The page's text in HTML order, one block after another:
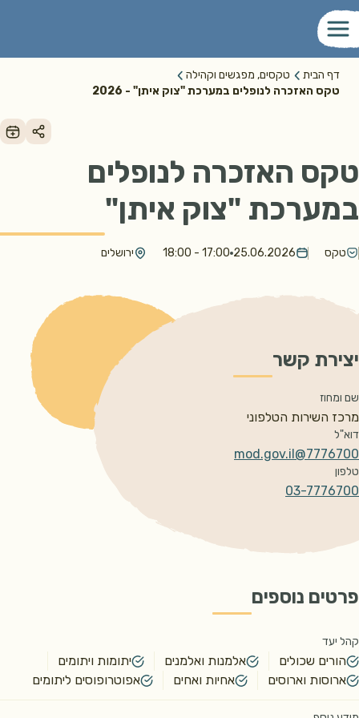
דף הבית
טקסים, מפגשים וקהילה
טקס האזכרה לנופלים במערכת "צוק איתן" - 2026
טקס האזכרה לנופלים
במערכת "צוק איתן"
טקס 25.06.2026
17:00 - 18:00 ירושלים
יצירת קשר
שם ומחוז
מרכז השירות הטלפוני
דוא"ל
7776700@mod.gov.il
טלפון
03-7776700
פרטים נוספים
קהל יעד
הורים שכולים אלמנות ואלמנים
יתומות ויתומים
ארוסות וארוסים
אחיות ואחים אפוטרופוסים ליתומים